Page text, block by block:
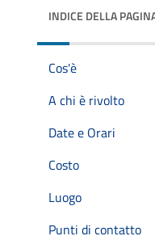
INDICE DELLA
Cos'è
A chi è rivolto
Date e Orari
Costo
Luogo
Punti di contatto